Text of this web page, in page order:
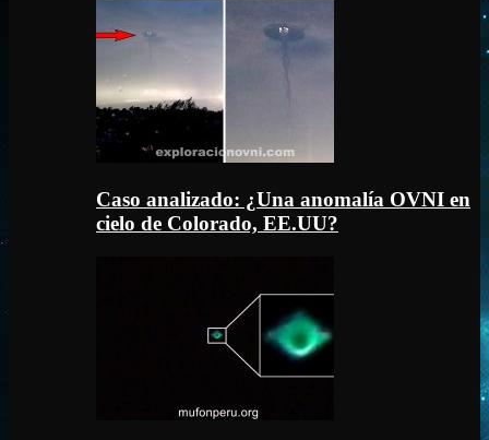
Caso analizado: ¿Una anomalía OVNI en
cielo de Colorado, EE.UU?